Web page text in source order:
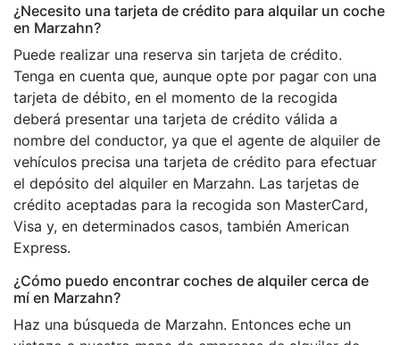
¿Necesito una tarjeta de crédito para alquilar un coche
en Marzahn?
Puede realizar una reserva sin tarjeta de crédito.
Tenga en cuenta que, aunque opte por pagar con una
tarjeta de débito, en el momento de la recogida
deberá presentar una tarjeta de crédito válida a
nombre del conductor, ya que el agente de alquiler de
vehículos precisa una tarjeta de crédito para efectuar
el depósito del alquiler en Marzahn. Las tarjetas de
crédito aceptadas para la recogida son MasterCard,
Visa y, en determinados casos, también American
Express.
¿Cómo puedo encontrar coches de alquiler cerca de
mí en Marzahn?
Haz una búsqueda de Marzahn. Entonces eche un